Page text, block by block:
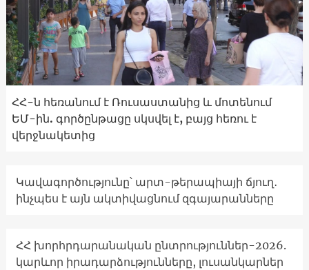
ՀՀ-ն հեռանում է Ռուսաստանից և մոտենում
ԵՄ-ին. գործընթացը սկսվել է, բայց հեռու է
վերջնակետից
Կավագործությունը՝ արտ-թերապիայի ճյուղ․
ինչպես է այն ակտիվացնում զգայարանները
ՀՀ խորհրդարանական ընտրություններ-2026.
կարևոր իրադարձությունները, լուսանկարներ